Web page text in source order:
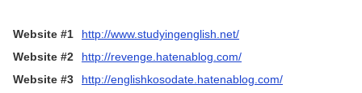
Website #1
http://www.studyingenglish.net/
Website #2
http://revenge.hatenablog.com/
Website #3
http://englishkosodate.hatenablog.com/